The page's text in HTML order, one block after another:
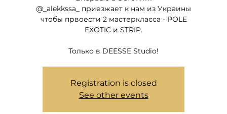
@_alekkssa_ приезжает к нам из Украины
чтобы првоести 2 мастеркласса - POLE
EXOTIC и STRIP.
Только в DEESSE Studio!
Registration is closed
See other events